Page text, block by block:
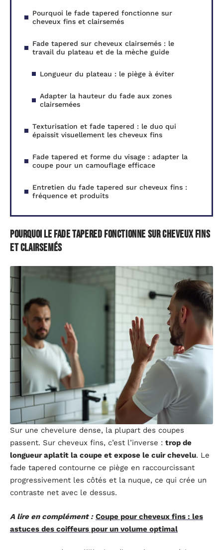
Pourquoi le fade tapered fonctionne sur
cheveux fins et clairsemés
Fade tapered sur cheveux clairsemés : le
travail du plateau et de la mèche guide
Longueur du plateau : le piège à éviter
Adapter la hauteur du fade aux zones
clairsemées
Texturisation et fade tapered : le duo qui
épaissit visuellement les cheveux fins
Fade tapered et forme du visage : adapter la
coupe pour un camouflage efficace
Entretien du fade tapered sur cheveux fins :
fréquence et produits
Pourquoi le fade tapered fonctionne sur cheveux fins
et clairsemés
Sur une chevelure dense, la plupart des coupes
passent. Sur cheveux fins, c’est l’inverse : trop de
longueur aplatit la coupe et expose le cuir chevelu. Le
fade tapered contourne ce piège en raccourcissant
progressivement les côtés et la nuque, ce qui crée un
contraste net avec le dessus.
A lire en complément : Coupe pour cheveux fins : les
astuces des coiffeurs pour un volume optimal